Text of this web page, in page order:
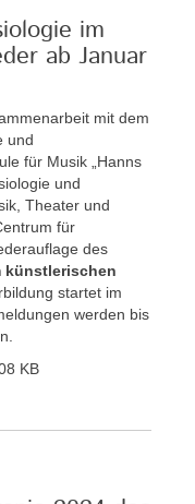
im
ab Januar
mit dem
und
für Musik „Hanns
und
Theater und
für
des
künstlerischen
startet im
werden bis
KB